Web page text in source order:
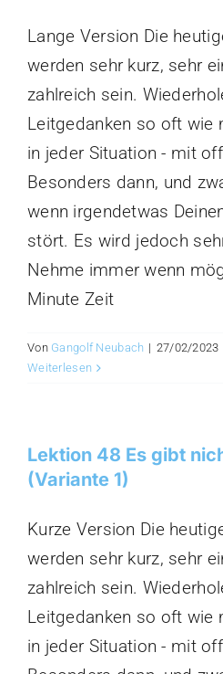
Lange Version Die
werden sehr kurz, sehr
zahlreich sein.
Leitgedanken so oft wie
in jeder Situation - mit
Besonders dann, und
wenn irgendetwas
stört. Es wird jedoch
Nehme immer wenn
Minute Zeit
Von Gangolf Neubach | 27/02/2023
Weiterlesen
Lektion 48 Es gibt
(Variante 1)
Kurze Version Die
werden sehr kurz, sehr
zahlreich sein.
Leitgedanken so oft wie
in jeder Situation - mit